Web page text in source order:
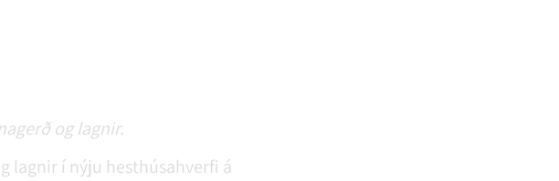
og lagnir.
lagnir í nýju hesthúsahverfi á